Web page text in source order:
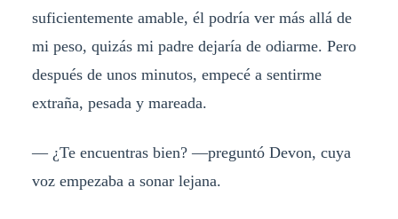
suficientemente amable, él podría ver más allá de
mi peso, quizás mi padre dejaría de odiarme. Pero
después de unos minutos, empecé a sentirme
extraña, pesada y mareada.
— ¿Te encuentras bien? —preguntó Devon, cuya
voz empezaba a sonar lejana.